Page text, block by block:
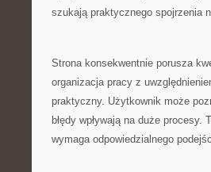
szukają praktycznego spojrzenia
Strona konsekwentnie porusza
organizacja pracy z
praktyczny. Użytkownik może
błędy wpływają na duże
wymaga odpowiedzialnego